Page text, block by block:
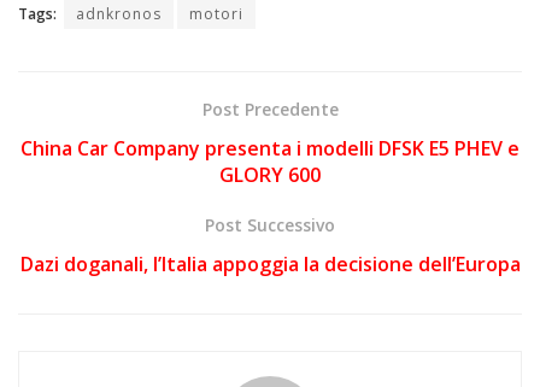
Tags: adnkronos motori
Post Precedente
China Car Company presenta i modelli DFSK E5 PHEV e
GLORY 600
Post Successivo
Dazi doganali, l’Italia appoggia la decisione dell’Europa